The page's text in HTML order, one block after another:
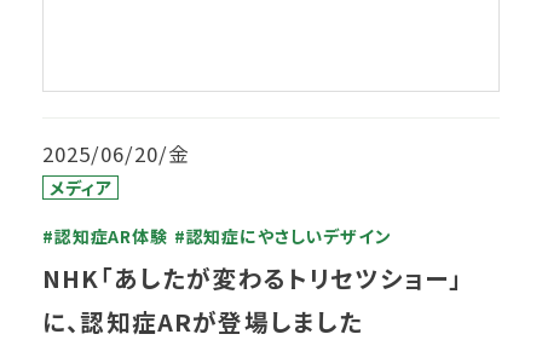
2025/06/20/金
メディア
#認知症AR体験 #認知症にやさしいデザイン
NHK「あしたが変わるトリセツショー」
に、認知症ARが登場しました